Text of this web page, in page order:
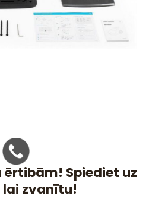
Spiediet uz
lai zvanītu!